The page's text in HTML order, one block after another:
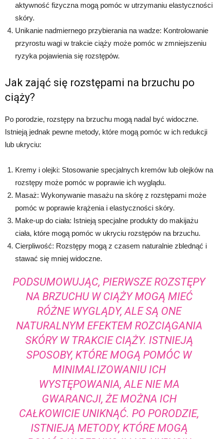
aktywność fizyczna mogą pomóc w utrzymaniu elastyczności
skóry.
Unikanie nadmiernego przybierania na wadze: Kontrolowanie
przyrostu wagi w trakcie ciąży może pomóc w zmniejszeniu
ryzyka pojawienia się rozstępów.
Jak zająć się rozstępami na brzuchu po
ciąży?
Po porodzie, rozstępy na brzuchu mogą nadal być widoczne.
Istnieją jednak pewne metody, które mogą pomóc w ich redukcji
lub ukryciu:
Kremy i olejki: Stosowanie specjalnych kremów lub olejków na
rozstępy może pomóc w poprawie ich wyglądu.
Masaż: Wykonywanie masażu na skórę z rozstępami może
pomóc w poprawie krążenia i elastyczności skóry.
Make-up do ciała: Istnieją specjalne produkty do makijażu
ciała, które mogą pomóc w ukryciu rozstępów na brzuchu.
Cierpliwość: Rozstępy mogą z czasem naturalnie zblednąć i
stawać się mniej widoczne.
PODSUMOWUJĄC, PIERWSZE ROZSTĘPY
NA BRZUCHU W CIĄŻY MOGĄ MIEĆ
RÓŻNE WYGLĄDY, ALE SĄ ONE
NATURALNYM EFEKTEM ROZCIĄGANIA
SKÓRY W TRAKCIE CIĄŻY. ISTNIEJĄ
SPOSOBY, KTÓRE MOGĄ POMÓC W
MINIMALIZOWANIU ICH
WYSTĘPOWANIA, ALE NIE MA
GWARANCJI, ŻE MOŻNA ICH
CAŁKOWICIE UNIKNĄĆ. PO PORODZIE,
ISTNIEJĄ METODY, KTÓRE MOGĄ